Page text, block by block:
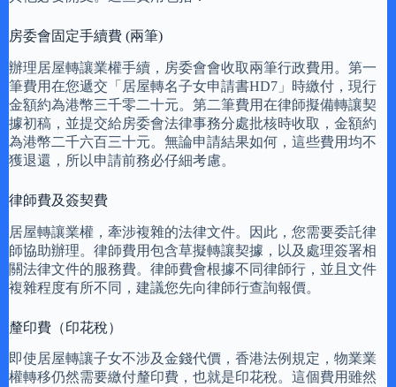
房委會固定手續費 (兩筆)
辦理居屋轉讓業權手續，房委會會收取兩筆行政費用。第一
筆費用在您遞交「居屋轉名子女申請書HD7」時繳付，現行
金額約為港幣三千零二十元。第二筆費用在律師擬備轉讓契
據初稿，並提交給房委會法律事務分處批核時收取，金額約
為港幣二千六百三十元。無論申請結果如何，這些費用均不
獲退還，所以申請前務必仔細考慮。
律師費及簽契費
居屋轉讓業權，牽涉複雜的法律文件。因此，您需要委託律
師協助辦理。律師費用包含草擬轉讓契據，以及處理簽署相
關法律文件的服務費。律師費會根據不同律師行，並且文件
複雜程度有所不同，建議您先向律師行查詢報價。
釐印費（印花稅）
即使居屋轉讓子女不涉及金錢代價，香港法例規定，物業業
權轉移仍然需要繳付釐印費，也就是印花稅。這個費用雖然